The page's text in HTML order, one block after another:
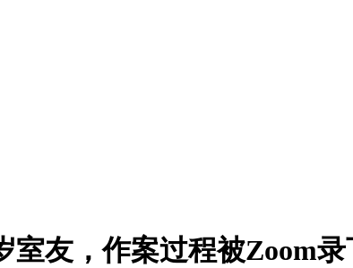
室友，作案过程被Zoom录